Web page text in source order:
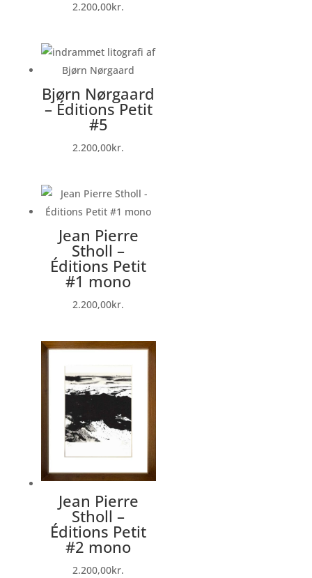
2.200,00kr.
Bjørn Nørgaard
– Éditions Petit
#5
2.200,00kr.
Jean Pierre
Stholl –
Éditions Petit
#1 mono
2.200,00kr.
Jean Pierre
Stholl –
Éditions Petit
#2 mono
2.200,00kr.